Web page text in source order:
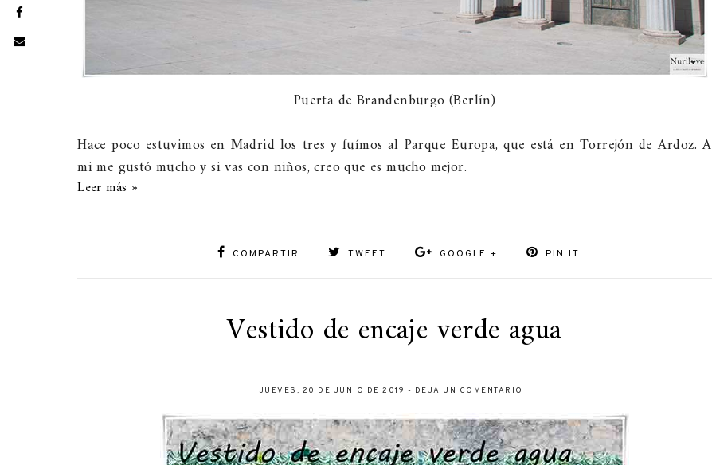
Puerta de Brandenburgo (Berlín)
Hace poco estuvimos en Madrid los tres y fuímos al Parque Europa, que está en Torrejón de Ardoz. A
mi me gustó mucho y si vas con niños, creo que es mucho mejor.
Leer más »
COMPARTIR TWEET GOOGLE + PIN IT
Vestido de encaje verde agua
JUEVES, 20 DE JUNIO DE 2019 - DEJA UN COMENTARIO